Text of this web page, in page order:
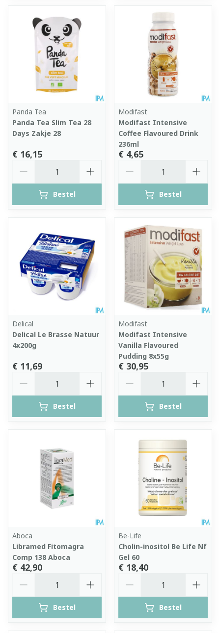
Panda Tea
Panda Tea Slim Tea 28
Days Zakje 28
€ 16,15
Bestel
Modifast
Modifast Intensive
Coffee Flavoured Drink
236ml
€ 4,65
Bestel
Delical
Delical Le Brasse Natuur
4x200g
€ 11,69
Bestel
Modifast
Modifast Intensive
Vanilla Flavoured
Pudding 8x55g
€ 30,95
Bestel
Aboca
Libramed Fitomagra
Comp 138 Aboca
€ 42,90
Bestel
Be-Life
Cholin-inositol Be Life Nf
Gel 60
€ 18,40
Bestel